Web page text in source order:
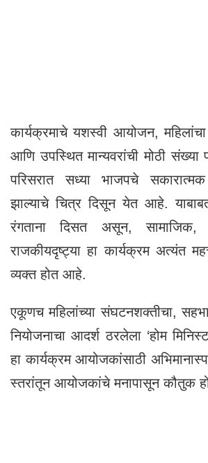
कार्यक्रमाचे यशस्वी आयोजन,
आणि उपस्थित मान्यवरांची मोठी संख्या
परिसरात सध्या भाजपचे सकारात्मक
झाल्याचे चित्र दिसून येत आहे.
रंगताना दिसत असून,
राजकीयदृष्ट्या हा कार्यक्रम अत्यंत
व्यक्त होत आहे.
एकूणच महिलांच्या संघटनशक्तीचा,
नियोजनाचा आदर्श ठरलेला ‘होम
हा कार्यक्रम आयोजकांसाठी
स्तरांतून आयोजकांचे मनापासून कौतुक